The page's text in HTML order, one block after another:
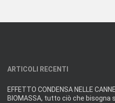
ARTICOLI RECENTI
EFFETTO CONDENSA NELLE
BIOMASSA, tutto ciò che bisogna